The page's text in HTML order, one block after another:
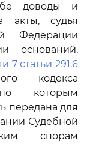
доводы и
акты, судья
Федерации
оснований,
7 статьи 291.6
кодекса
которым
передана для
Судебной
спорам